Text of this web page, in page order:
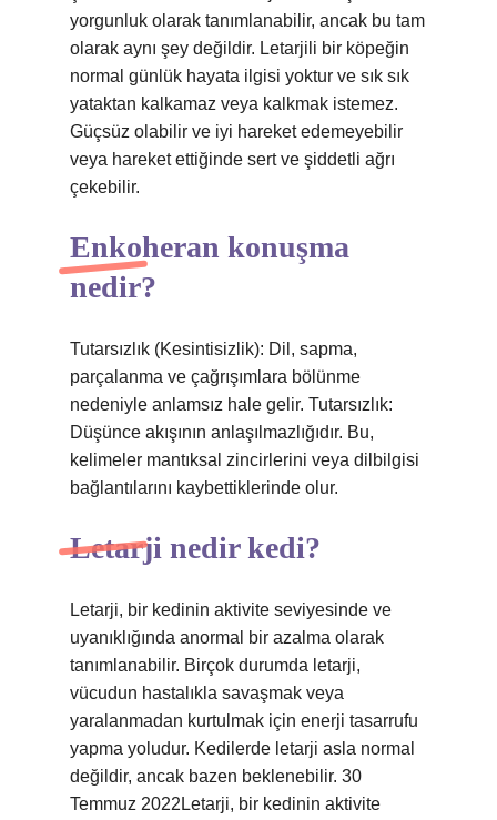
yorgunluk olarak tanımlanabilir, ancak bu tam
olarak aynı şey değildir. Letarjili bir köpeğin
normal günlük hayata ilgisi yoktur ve sık sık
yataktan kalkamaz veya kalkmak istemez.
Güçsüz olabilir ve iyi hareket edemeyebilir
veya hareket ettiğinde sert ve şiddetli ağrı
çekebilir.
Enkoheran konuşma
nedir?
Tutarsızlık (Kesintisizlik): Dil, sapma,
parçalanma ve çağrışımlara bölünme
nedeniyle anlamsız hale gelir. Tutarsızlık:
Düşünce akışının anlaşılmazlığıdır. Bu,
kelimeler mantıksal zincirlerini veya dilbilgisi
bağlantılarını kaybettiklerinde olur.
Letarji nedir kedi?
Letarji, bir kedinin aktivite seviyesinde ve
uyanıklığında anormal bir azalma olarak
tanımlanabilir. Birçok durumda letarji,
vücudun hastalıkla savaşmak veya
yaralanmadan kurtulmak için enerji tasarrufu
yapma yoludur. Kedilerde letarji asla normal
değildir, ancak bazen beklenebilir. 30
Temmuz 2022Letarji, bir kedinin aktivite